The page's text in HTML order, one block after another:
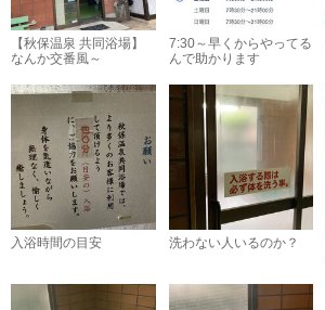
【秋保温泉 共同浴場】
なんか交番風～
7:30～早くからやってる
んで助かります
入浴時間の目安 洗わない人いるのか？